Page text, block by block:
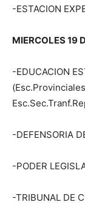
-ESTACION
MIERCOLES 19
-EDUCACION
-DEFENSORIA
-PODER
-TRIBUNAL DE